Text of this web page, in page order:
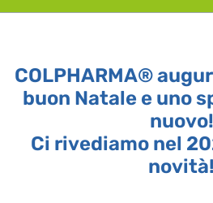
COLPHARMA®
buon Natale e uno
nuovo!
Ci rivediamo nel
novità!